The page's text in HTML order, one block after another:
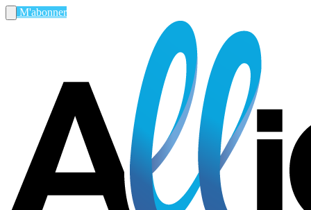
M'abonner